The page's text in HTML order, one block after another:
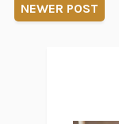
NEWER POST